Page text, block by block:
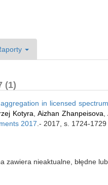
(1)
in licensed
Kotyra Aizhan Zhanpeisova
2017 .- 2017, s. 1724-
zawiera nieaktualne, błędne